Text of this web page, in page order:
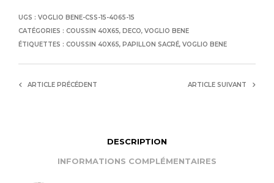
UGS : VOGLIO BENE-CSS-15-4065-15
CATÉGORIES : COUSSIN 40X65, DECO, VOGLIO BENE
ÉTIQUETTES : COUSSIN 40X65, PAPILLON SACRÉ, VOGLIO BENE
ARTICLE PRÉCÉDENT ARTICLE SUIVANT
DESCRIPTION
INFORMATIONS COMPLÉMENTAIRES